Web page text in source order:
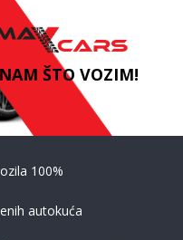
ŠTO VOZIM!
100%
autokuća